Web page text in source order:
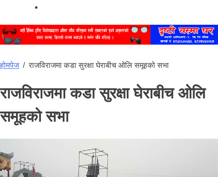
होमपेज/राजविराजमा कडा सुरक्षा घेराबीच ओलि समूहको सभा
राजविराजमा कडा सुरक्षा घेराबीच ओलि
समूहको सभा